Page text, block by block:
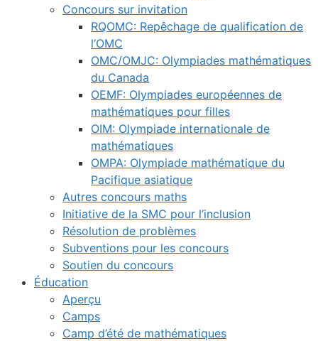
Concours sur invitation
RQOMC: Repêchage de qualification de
l’OMC
OMC/OMJC: Olympiades mathématiques
du Canada
OEMF: Olympiades européennes de
mathématiques pour filles
OIM: Olympiade internationale de
mathématiques
OMPA: Olympiade mathématique du
Pacifique asiatique
Autres concours maths
Initiative de la SMC pour l’inclusion
Résolution de problèmes
Subventions pour les concours
Soutien du concours
Éducation
Aperçu
Camps
Camp d’été de mathématiques